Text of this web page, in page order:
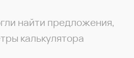
найти предложения,
калькулятора